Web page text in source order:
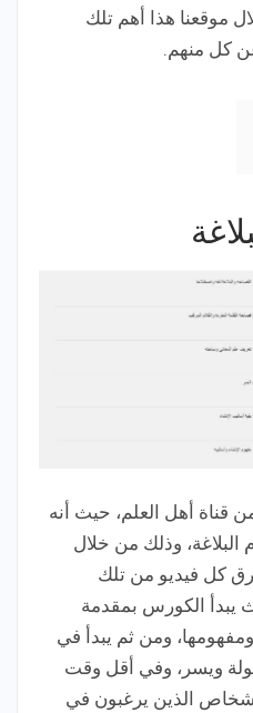
موقعنا هذا أهم تلك
كل منهم.
قناة أهل العلم، حيث أنه
وذلك من خلال
كل فيديو من تلك
يبدأ الكورس بمقدمة
ومن ثم يبدأ في
ويسر، وفي أقل وقت
الذين يرغبون في